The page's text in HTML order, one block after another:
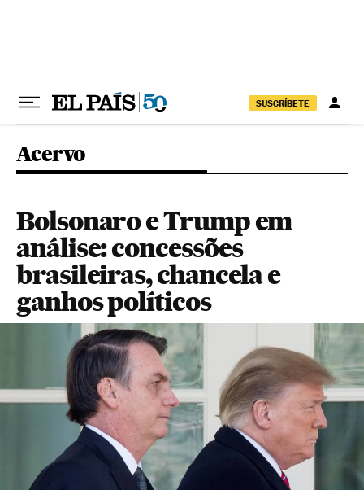
SUSCRÍBETE
Acervo
Bolsonaro e Trump em
análise: concessões
brasileiras, chancela e
ganhos políticos